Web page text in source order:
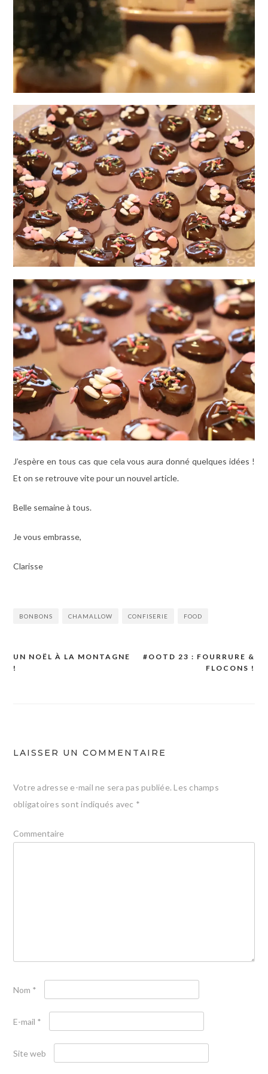
J’espère en tous cas que cela vous aura donné quelques idées !
Et on se retrouve vite pour un nouvel article.
Belle semaine à tous.
Je vous embrasse,
Clarisse
BONBONS CHAMALLOW CONFISERIE FOOD
Navigation
#OOTD 23 : FOURRURE &
FLOCONS !
UN NOËL À LA MONTAGNE
!
LAISSER UN COMMENTAIRE
Votre adresse e-mail ne sera pas publiée. Les champs
obligatoires sont indiqués avec *
Commentaire
Nom *
E-mail *
Site web